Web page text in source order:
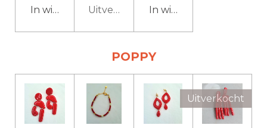
In winkelwagenUitverkocht In winkelwagen
POPPY
Uitverkocht